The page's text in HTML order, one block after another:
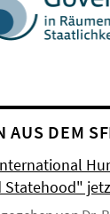
AUS DEM
Statehood"